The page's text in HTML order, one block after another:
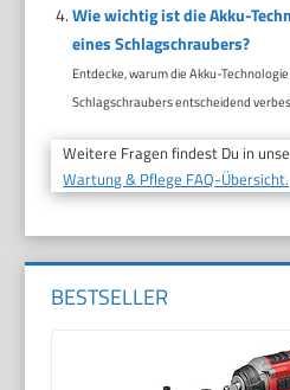
Wie wichtig ist die Akku-
eines Schlagschraubers?
Entdecke, warum die Akku-
Schlagschraubers entscheidend
Weitere Fragen findest Du in
Wartung & Pflege FAQ-Übersicht.
BESTSELLER